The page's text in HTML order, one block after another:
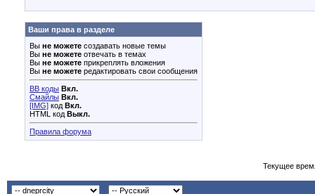
Ваши права в разделе
Вы не можете создавать новые темы
Вы не можете отвечать в темах
Вы не можете прикреплять вложения
Вы не можете редактировать свои сообщения
BB коды Вкл.
Смайлы Вкл.
[IMG] код Вкл.
HTML код Выкл.
Правила форума
Текущее